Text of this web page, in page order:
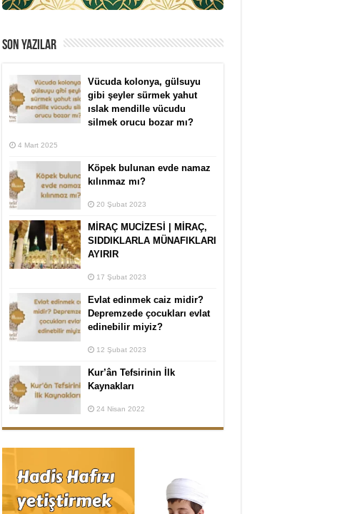
SON YAZILAR
Vücuda kolonya, gülsuyu
gibi şeyler sürmek yahut
ıslak mendille vücudu
silmek orucu bozar mı?
4 Mart 2025
Köpek bulunan evde namaz
kılınmaz mı?
20 Şubat 2023
MİRAÇ MUCİZESİ | MİRAÇ,
SIDDIKLARLA MÜNAFIKLARI
AYIRIR
17 Şubat 2023
Evlat edinmek caiz midir?
Depremzede çocukları evlat
edinebilir miyiz?
12 Şubat 2023
Kur’ân Tefsirinin İlk
Kaynakları
24 Nisan 2022